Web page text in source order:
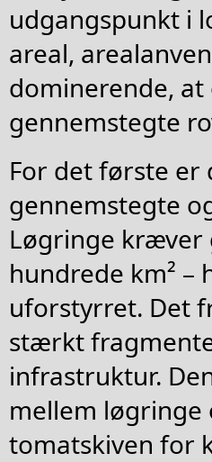
udgangspunkt i
areal,
dominerende,
gennemstegte
For det første
gennemstegte
Løgringe
hundrede km² –
uforstyrret. Det
stærkt
infrastruktur.
mellem
tomatskiven for